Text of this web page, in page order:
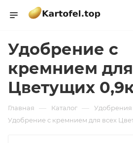
Удобрение с
кремнием
Цветущих
Главная — Каталог — Удобрения
Удобрение с кремнием для всех